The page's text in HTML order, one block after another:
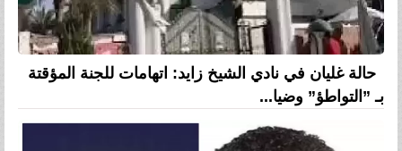
حالة غليان في نادي الشيخ زايد: اتهامات للجنة المؤقتة
بـ ”التواطؤ” وضيا...